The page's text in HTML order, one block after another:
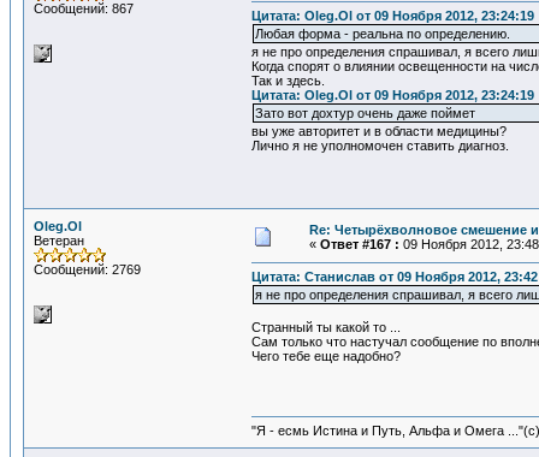
Сообщений: 867
Цитата: Oleg.Ol от 09 Ноября 2012, 23:24:19
Любая форма - реальна по определению.
я не про определения спрашивал, я всего
Когда спорят о влиянии освещенности на
Так и здесь.
Цитата: Oleg.Ol от 09 Ноября 2012, 23:24:19
Зато вот дохтур очень даже поймет
вы уже авторитет и в области медицины?
Лично я не уполномочен ставить диагноз.
Oleg.Ol
Ветеран
Сообщений: 2769
Re: Четырёхволновое смешение и
« Ответ #167 : 09 Ноября 2012,
Цитата: Станислав от 09 Ноября 2012,
я не про определения спрашивал, я всего
Странный ты какой то ...
Сам только что настучал сообщение по
Чего тебе еще надобно?
"Я - есмь Истина и Путь, Альфа и Омега ..."(с)